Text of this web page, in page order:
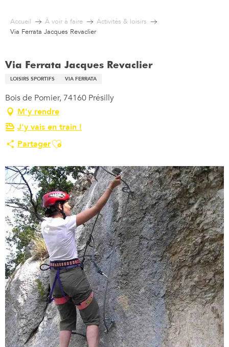
contenu
Accueil À voir à faire
Activités & loisirs
Via Ferrata Jacques Revaclier
Via Ferrata Jacques Revaclier
LOISIRS SPORTIFS VIA FERRATA
Bois de Pomier, 74160 Présilly
M'y rendre
J'y vais en train !
PartagerAjouter aux favoris